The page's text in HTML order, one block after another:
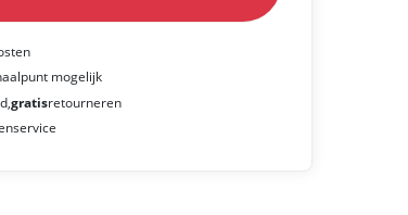
mogelijk
gratisretourneren